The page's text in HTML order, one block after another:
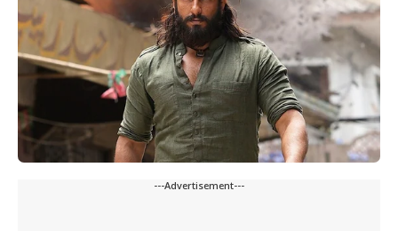
---Advertisement---